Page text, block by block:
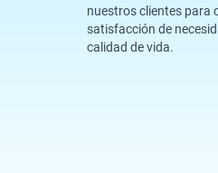
nuestros clientes para
satisfacción de
calidad de vida.